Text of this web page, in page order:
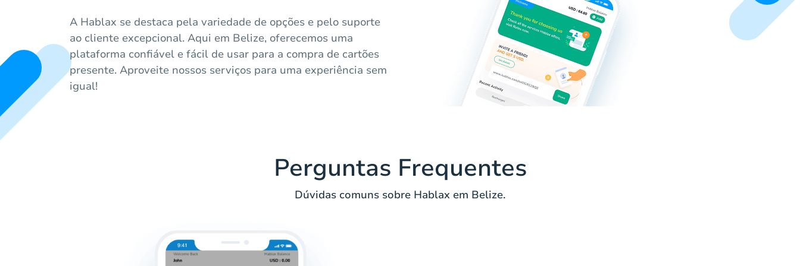
A Hablax se destaca pela variedade de opções e pelo suporte
ao cliente excepcional. Aqui em Belize, oferecemos uma
plataforma confiável e fácil de usar para a compra de cartões
presente. Aproveite nossos serviços para uma experiência sem
igual!
Perguntas Frequentes
Dúvidas comuns sobre Hablax em Belize.